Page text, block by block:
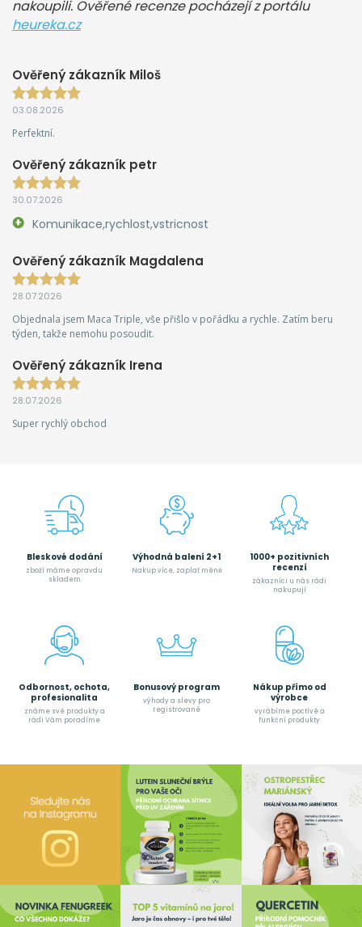
nakoupili. Ověřené recenze pocházejí z portálu
heureka.cz
Ověřený zákazník Miloš
03.08.2026
Perfektní.
Ověřený zákazník petr
30.07.2026
Komunikace,rychlost,vstricnost
Ověřený zákazník Magdalena
28.07.2026
Objednala jsem Maca Triple, vše přišlo v pořádku a rychle. Zatím beru
týden, takže nemohu posoudit.
Ověřený zákazník Irena
28.07.2026
Super rychlý obchod
Bleskové dodání
zboží máme opravdu
skladem
Výhodná balení 2+1
Nakup více, zaplať méně
1000+ pozitivních
recenzí
zákazníci u nás rádi
nakupují
Odbornost, ochota,
profesionalita
známe své produkty a
rádi Vám poradíme
Bonusový program
výhody a slevy pro
registrované
Nákup přímo od
výrobce
vyrábíme poctívé a
funkční produkty